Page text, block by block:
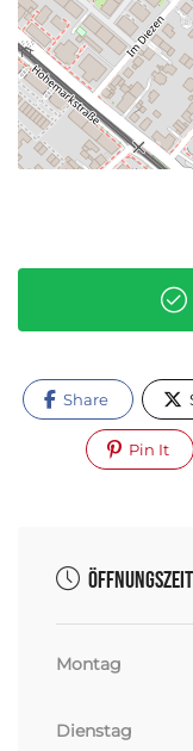
Share
Pin It
Montag
Dienstag